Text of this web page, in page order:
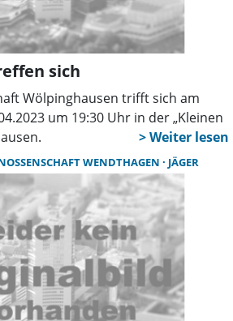
über einen längeren Zeitraum
finden kann. Das Wild wird in
geschützt und mit einer
Menge artgerechtes Futter
sich
Wölpinghausen trifft sich am
um 19:30 Uhr in der „Kleinen
WENDTHAGEN JÄGER